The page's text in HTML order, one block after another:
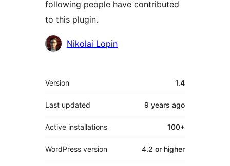
following people have contributed
to this plugin.
Contributors
Nikolai Lopin
Meta
Version 1.4
Last updated 9 years ago
Active installations 100+
WordPress version 4.2 or higher